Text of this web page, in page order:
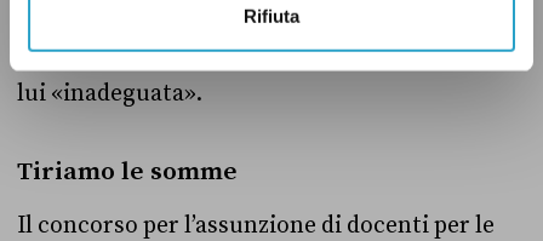
Rifiuta
Bianchi ha dunque le sue responsabilità sulla
modalità delle prove per il concorso, secondo
lui «inadeguata».
Tiriamo le somme
Il concorso per l’assunzione di docenti per le